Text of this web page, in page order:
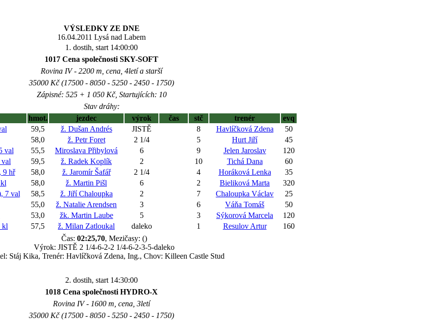
VÝSLEDKY ZE DNE
16.04.2011 Lysá nad Labem
1. dostih, start 14:00:00
1017 Cena společnosti SKY-SOFT
Rovina IV - 2200 m, cena, 4letí a starší
35000 Kč (17500 - 8050 - 5250 - 2450 - 1750)
Zápisné: 525 + 1 050 Kč, Startujících: 10
Stav dráhy:
hmot. jezdec výrok čas stč trenér
evq
59,5 ž. Dušan Andrés JISTĚ 8 Havlíčková Zdena
50
58,0 ž. Petr Foret 2 1/4 5 Hurt Jiří
45
val 55,5 Miroslava Přibylová 6 9 Jelen Jaroslav
120
59,5 ž. Radek Koplík 2 10 Tichá Dana
60
9 hř 58,0 ž. Jaromír Šafář 2 1/4 4 Horáková Lenka
35
58,0 ž. Martin Pišl 6 2 Bieliková Marta
320
7 val 58,5 ž. Jiří Chaloupka 2 7 Chaloupka Václav
25
55,0 ž. Natalie Arendsen 3 6 Váňa Tomáš
50
53,0 žk. Martin Laube 5 3 Sýkorová Marcela
120
kl 57,5 ž. Milan Zatloukal daleko 1 Resulov Artur
160
Čas: 02:25,70, Mezičasy: ()
Výrok: JISTĚ 2 1/4-6-2-2 1/4-6-2-3-5-daleko
Stáj Kika, Trenér: Havlíčková Zdena, Ing., Chov: Killeen Castle Stud
2. dostih, start 14:30:00
1018 Cena společnosti HYDRO-X
Rovina IV - 1600 m, cena, 3letí
35000 Kč (17500 - 8050 - 5250 - 2450 - 1750)